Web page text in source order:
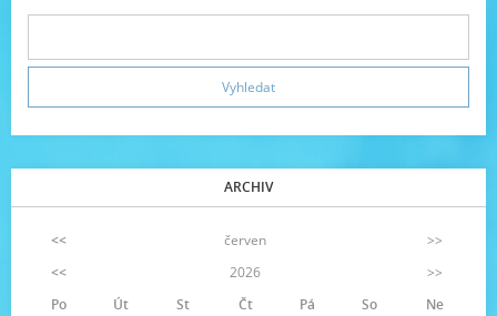
ARCHIV
<< červen
>>
<<
2026
>>
Po
Út St Čt Pá So
Ne